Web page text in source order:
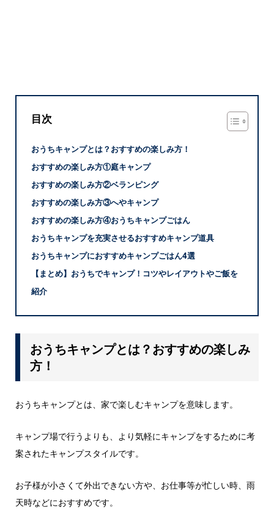
目次
おうちキャンプとは？おすすめの楽しみ方！
おすすめの楽しみ方①庭キャンプ
おすすめの楽しみ方②ベランピング
おすすめの楽しみ方③へやキャンプ
おすすめの楽しみ方④おうちキャンプごはん
おうちキャンプを充実させるおすすめキャンプ道具
おうちキャンプにおすすめキャンプごはん4選
【まとめ】おうちでキャンプ！コツやレイアウトやご飯を
紹介
おうちキャンプとは？おすすめの楽しみ
方！
おうちキャンプとは、家で楽しむキャンプを意味します。
キャンプ場で行うよりも、より気軽にキャンプをするために考
案されたキャンプスタイルです。
お子様が小さくて外出できない方や、お仕事等が忙しい時、雨
天時などにおすすめです。